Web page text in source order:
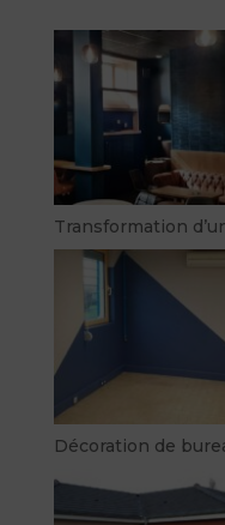
Transformation
Décoration de